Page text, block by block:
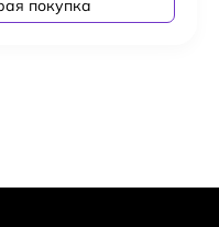
покупка